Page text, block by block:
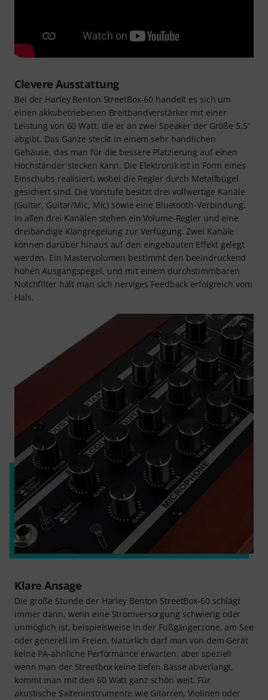
Clevere Ausstattung
Bei der Harley Benton StreetBox-60 handelt es sich um
einen akkubetriebenen Breitbandverstärker mit einer
Leistung von 60 Watt, die er an zwei Speaker der Größe 5,5“
abgibt. Das Ganze steckt in einem sehr handlichen
Gehäuse, das man für die bessere Platzierung auf einen
Hochständer stecken kann. Die Elektronik ist in Form eines
Einschubs realisiert, wobei die Regler durch Metallbügel
gesichert sind. Die Vorstufe besitzt drei vollwertige Kanäle
(Guitar, Guitar/Mic, Mic) sowie eine Bluetooth-Verbindung.
In allen drei Kanälen stehen ein Volume-Regler und eine
dreibandige Klangregelung zur Verfügung. Zwei Kanäle
können darüber hinaus auf den eingebauten Effekt gelegt
werden. Ein Mastervolumen bestimmt den beeindruckend
hohen Ausgangspegel, und mit einem durchstimmbaren
Notchfilter hält man sich nerviges Feedback erfolgreich vom
Hals.
Klare Ansage
Die große Stunde der Harley Benton StreetBox-60 schlägt
immer dann, wenn eine Stromversorgung schwierig oder
unmöglich ist, beispielsweise in der Fußgängerzone, am See
oder generell im Freien. Natürlich darf man von dem Gerät
keine PA-ähnliche Performance erwarten, aber speziell
wenn man der Streetbox keine tiefen Bässe abverlangt,
kommt man mit den 60 Watt ganz schön weit. Für
akustische Saiteninstrumente wie Gitarren, Violinen oder